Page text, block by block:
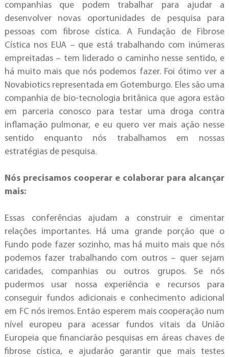
companhias que podem trabalhar para ajudar a
desenvolver novas oportunidades de pesquisa para
pessoas com fibrose cística. A Fundação de Fibrose
Cística nos EUA – que está trabalhando com inúmeras
empreitadas – tem liderado o caminho nesse sentido, e
há muito mais que nós podemos fazer. Foi ótimo ver a
Novabiotics representada em Gotemburgo. Eles são uma
companhia de bio-tecnologia britânica que agora estão
em parceria conosco para testar uma droga contra
inflamação pulmonar, e eu quero ver mais ação nesse
sentido enquanto nós trabalhamos em nossas
estratégias de pesquisa.
Nós precisamos cooperar e colaborar para alcançar
mais:
Essas conferências ajudam a construir e cimentar
relações importantes. Há uma grande porção que o
Fundo pode fazer sozinho, mas há muito mais que nós
podemos fazer trabalhando com outros – quer sejam
caridades, companhias ou outros grupos. Se nós
pudermos usar nossa experiência e recursos para
conseguir fundos adicionais e conhecimento adicional
em FC nós iremos. Então esperem mais cooperação num
nível europeu para acessar fundos vitais da União
Europeia que financiarão pesquisas em áreas chaves de
fibrose cística, e ajudarão garantir que mais testes